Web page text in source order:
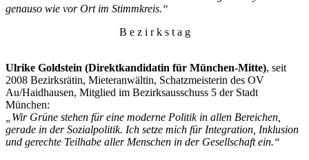
genauso wie vor Ort im Stimmkreis.“
B e z i r k s t a g
Ulrike Goldstein (Direktkandidatin für München-Mitte), seit
2008 Bezirksrätin, Mieteranwältin, Schatzmeisterin des OV
Au/Haidhausen, Mitglied im Bezirksausschuss 5 der Stadt
München:
„Wir Grüne stehen für eine moderne Politik in allen Bereichen,
gerade in der Sozialpolitik. Ich setze mich für Integration, Inklusion
und gerechte Teilhabe aller Menschen in der Gesellschaft ein.“